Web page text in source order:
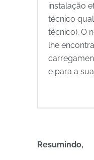
instalação
técnico
técnico). O
lhe
e para a
Resumindo,